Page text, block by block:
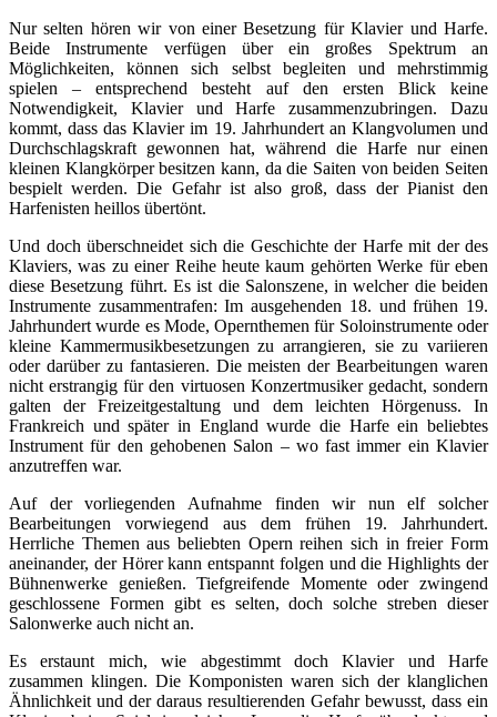
Nur selten hören wir von einer Besetzung für Klavier und Harfe.
Beide Instrumente verfügen über ein großes Spektrum an
Möglichkeiten, können sich selbst begleiten und mehrstimmig
spielen – entsprechend besteht auf den ersten Blick keine
Notwendigkeit, Klavier und Harfe zusammenzubringen. Dazu
kommt, dass das Klavier im 19. Jahrhundert an Klangvolumen und
Durchschlagskraft gewonnen hat, während die Harfe nur einen
kleinen Klangkörper besitzen kann, da die Saiten von beiden Seiten
bespielt werden. Die Gefahr ist also groß, dass der Pianist den
Harfenisten heillos übertönt.
Und doch überschneidet sich die Geschichte der Harfe mit der des
Klaviers, was zu einer Reihe heute kaum gehörten Werke für eben
diese Besetzung führt. Es ist die Salonszene, in welcher die beiden
Instrumente zusammentrafen: Im ausgehenden 18. und frühen 19.
Jahrhundert wurde es Mode, Opernthemen für Soloinstrumente oder
kleine Kammermusikbesetzungen zu arrangieren, sie zu variieren
oder darüber zu fantasieren. Die meisten der Bearbeitungen waren
nicht erstrangig für den virtuosen Konzertmusiker gedacht, sondern
galten der Freizeitgestaltung und dem leichten Hörgenuss. In
Frankreich und später in England wurde die Harfe ein beliebtes
Instrument für den gehobenen Salon – wo fast immer ein Klavier
anzutreffen war.
Auf der vorliegenden Aufnahme finden wir nun elf solcher
Bearbeitungen vorwiegend aus dem frühen 19. Jahrhundert.
Herrliche Themen aus beliebten Opern reihen sich in freier Form
aneinander, der Hörer kann entspannt folgen und die Highlights der
Bühnenwerke genießen. Tiefgreifende Momente oder zwingend
geschlossene Formen gibt es selten, doch solche streben dieser
Salonwerke auch nicht an.
Es erstaunt mich, wie abgestimmt doch Klavier und Harfe
zusammen klingen. Die Komponisten waren sich der klanglichen
Ähnlichkeit und der daraus resultierenden Gefahr bewusst, dass ein